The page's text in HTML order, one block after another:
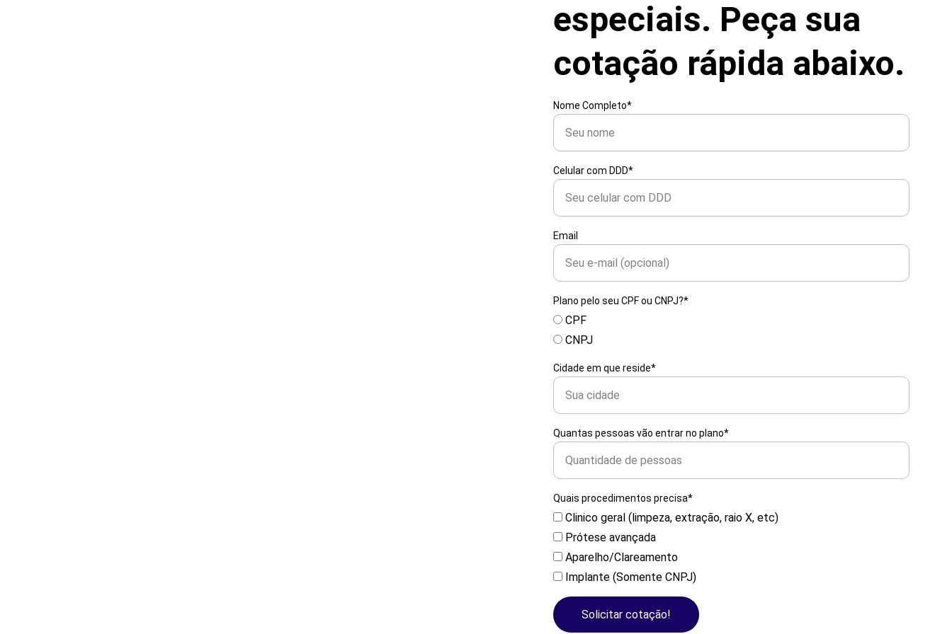
especiais. Peça sua
cotação rápida abaixo.
Nome Completo*
Celular com DDD*
Email
Plano pelo seu CPF ou CNPJ?*
CPF
CNPJ
Cidade em que reside*
Quantas pessoas vão entrar no plano*
Quais procedimentos precisa*
Clinico geral (limpeza, extração, raio X, etc)
Prótese avançada
Aparelho/Clareamento
Implante (Somente CNPJ)
Solicitar cotação!